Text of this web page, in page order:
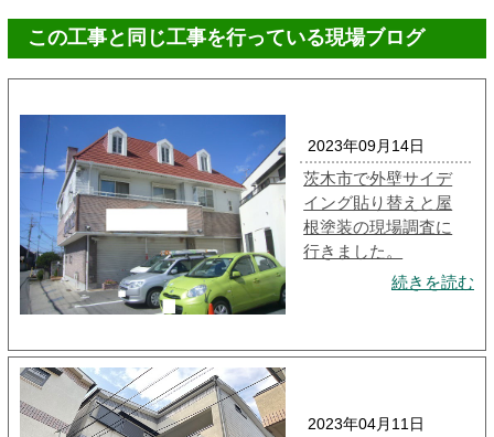
この工事と同じ工事を行っている現場ブログ
2023年09月14日
茨木市で外壁サイデ
イング貼り替えと屋
根塗装の現場調査に
行きました。
続きを読む
2023年04月11日